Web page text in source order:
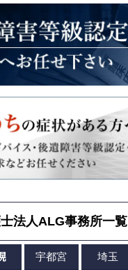
法人ALG事務所一覧